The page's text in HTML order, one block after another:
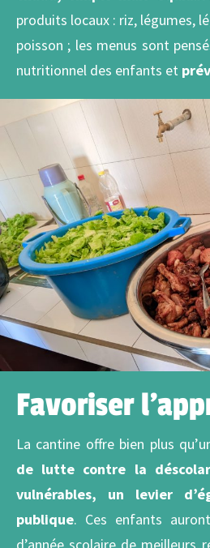
produits locaux : riz, légumes,
poisson ; les menus sont
nutritionnel des enfants et
Favoriser
La cantine offre bien plus
de lutte contre la
vulnérables, un levier
publique. Ces enfants